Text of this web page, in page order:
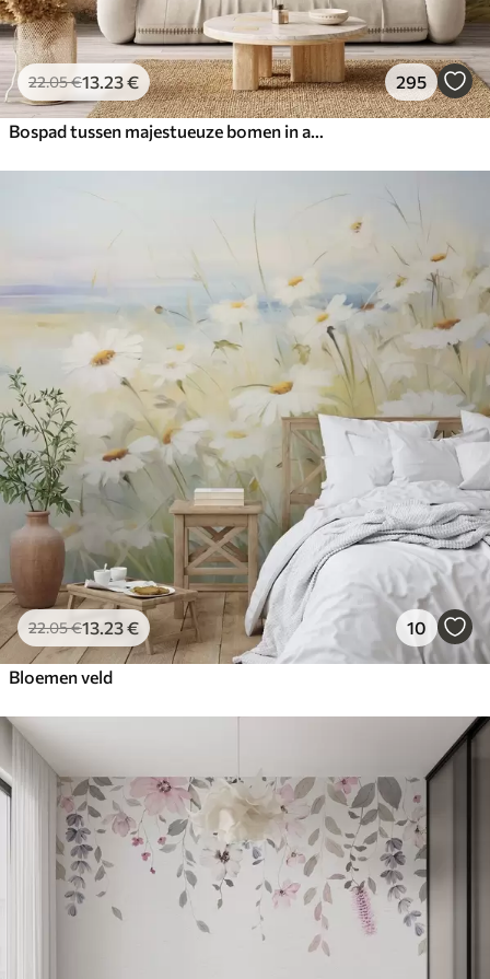
22.05€13 .23€ 295
22.05€13.23€ 10
Bloemen veld